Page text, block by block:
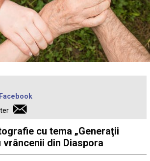
cu tema „Generaţii
vrâncenii din Diaspora